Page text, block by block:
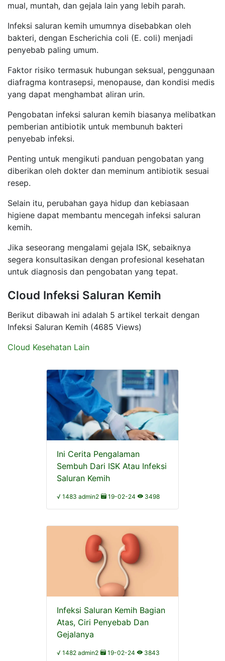
mual, muntah, dan gejala lain yang lebih parah.
Infeksi saluran kemih umumnya disebabkan oleh
bakteri, dengan Escherichia coli (E. coli) menjadi
penyebab paling umum.
Faktor risiko termasuk hubungan seksual, penggunaan
diafragma kontrasepsi, menopause, dan kondisi medis
yang dapat menghambat aliran urin.
Pengobatan infeksi saluran kemih biasanya melibatkan
pemberian antibiotik untuk membunuh bakteri
penyebab infeksi.
Penting untuk mengikuti panduan pengobatan yang
diberikan oleh dokter dan meminum antibiotik sesuai
resep.
Selain itu, perubahan gaya hidup dan kebiasaan
higiene dapat membantu mencegah infeksi saluran
kemih.
Jika seseorang mengalami gejala ISK, sebaiknya
segera konsultasikan dengan profesional kesehatan
untuk diagnosis dan pengobatan yang tepat.
Cloud Infeksi Saluran Kemih
Berikut dibawah ini adalah 5 artikel terkait dengan
Infeksi Saluran Kemih (4685 Views)
Cloud Kesehatan Lain
Ini Cerita Pengalaman
Sembuh Dari ISK Atau Infeksi
Saluran Kemih
√ 1483 admin2 19-02-24 3498
Infeksi Saluran Kemih Bagian
Atas, Ciri Penyebab Dan
Gejalanya
√ 1482 admin2 19-02-24 3843